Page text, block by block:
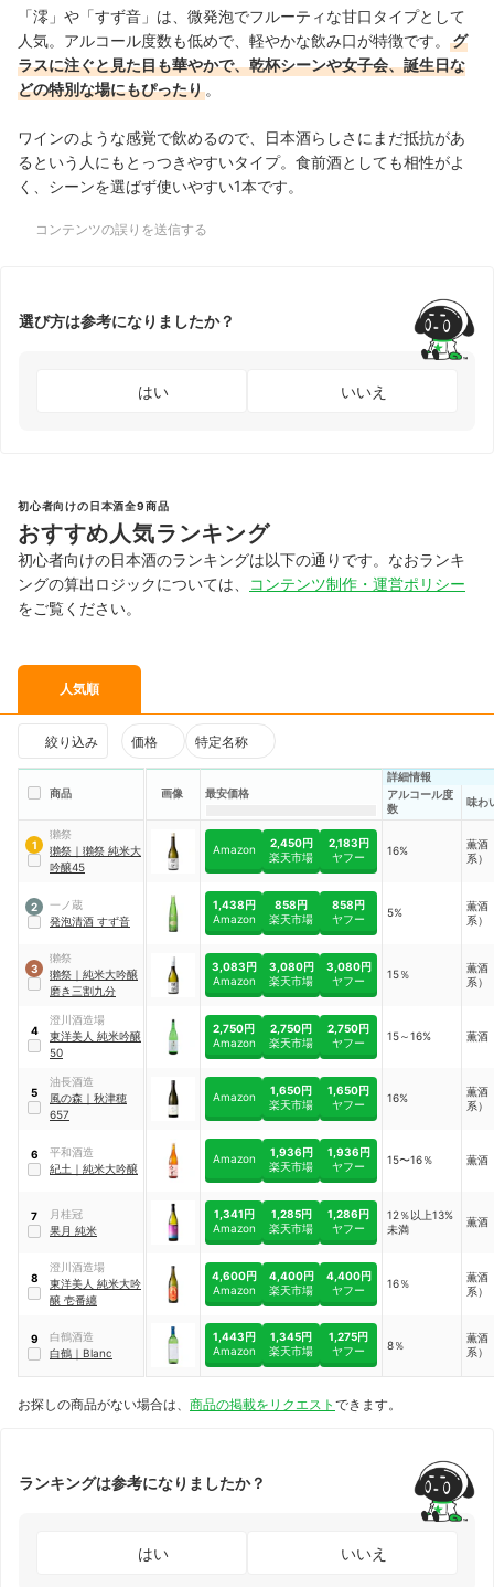
「澪」や「すず音」は、微発泡でフルーティな甘口タイプとして
人気。アルコール度数も低めで、軽やかな飲み口が特徴です。
グ
ラスに注ぐと見た目も華やかで、乾杯シーンや女子会、誕生日な
どの特別な場にもぴったり 。
ワインのような感覚で飲めるので、日本酒らしさにまだ抵抗があ
るという人にもとっつきやすいタイプ。食前酒としても相性がよ
く、シーンを選ばず使いやすい1本です。
コンテンツの誤りを送信する
選び方は参考になりましたか？
はい いいえ
初心者向けの日本酒全9商品
おすすめ人気ランキング
初心者向けの日本酒のランキングは以下の通りです。なおランキ
ングの算出ロジックについては、
コンテンツ制作・運営ポリシー
をご覧ください。
人気順
絞り込み 価格 特定名称
商品 画像 最安価格
詳細情報
アルコール度
数
味わ
1
獺祭
獺祭 ｜ 獺祭 純米大
吟醸45
Amazon
2,450円
楽天市場
2,183円
ヤフー
16%
薫酒
系）
2
一ノ蔵
発泡清酒 すず音
1,438円
Amazon
858円
楽天市場
858円
ヤフー
5%
薫酒
系）
3
獺祭
獺祭 ｜ 純米大吟醸
磨き三割九分
3,083円
Amazon
3,080円
楽天市場
3,080円
ヤフー
15％
薫酒
系）
4
澄川酒造場
東洋美人 純米吟醸
50
2,750円
Amazon
2,750円
楽天市場
2,750円
ヤフー
15～16% 薫酒
5
油長酒造
風の森 ｜ 秋津穂
657
Amazon
1,650円
楽天市場
1,650円
ヤフー
16%
薫酒
系）
6
平和酒造
紀土 ｜ 純米大吟醸
Amazon
1,936円
楽天市場
1,936円
ヤフー
15〜16％ 薫酒
7
月桂冠
果月 純米
1,341円
Amazon
1,285円
楽天市場
1,286円
ヤフー
12％以上13%
未満
薫酒
8
澄川酒造場
東洋美人 純米大吟
醸 壱番纏
4,600円
Amazon
4,400円
楽天市場
4,400円
ヤフー
16％
薫酒
系）
9
白鶴酒造
白鶴 ｜ Blanc
1,443円
Amazon
1,345円
楽天市場
1,275円
ヤフー
8％
薫酒
系）
お探しの商品がない場合は、 商品の掲載をリクエスト できます。
ランキングは参考になりましたか？
はい いいえ